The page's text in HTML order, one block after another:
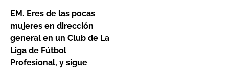
EM. Eres de las pocas
mujeres en dirección
general en un Club de La
Liga de Fútbol
Profesional, y sigue